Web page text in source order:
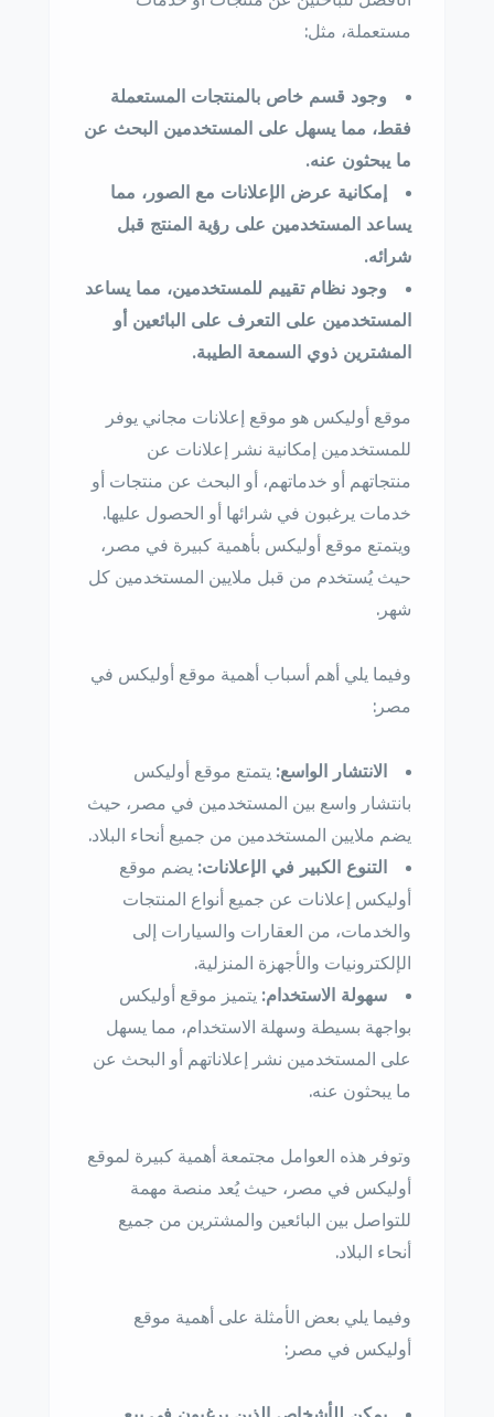
مستعملة، مثل:
وجود قسم خاص بالمنتجات المستعملة
فقط، مما يسهل على المستخدمين البحث عن
ما يبحثون عنه.
إمكانية عرض الإعلانات مع الصور، مما
يساعد المستخدمين على رؤية المنتج قبل
شرائه.
وجود نظام تقييم للمستخدمين، مما يساعد
المستخدمين على التعرف على البائعين أو
المشترين ذوي السمعة الطيبة.
موقع أوليكس هو موقع إعلانات مجاني يوفر
للمستخدمين إمكانية نشر إعلانات عن
منتجاتهم أو خدماتهم، أو البحث عن منتجات أو
خدمات يرغبون في شرائها أو الحصول عليها.
ويتمتع موقع أوليكس بأهمية كبيرة في مصر،
حيث يُستخدم من قبل ملايين المستخدمين كل
شهر.
وفيما يلي أهم أسباب أهمية موقع أوليكس في
مصر:
الانتشار الواسع: يتمتع موقع أوليكس
بانتشار واسع بين المستخدمين في مصر، حيث
يضم ملايين المستخدمين من جميع أنحاء البلاد.
التنوع الكبير في الإعلانات: يضم موقع
أوليكس إعلانات عن جميع أنواع المنتجات
والخدمات، من العقارات والسيارات إلى
الإلكترونيات والأجهزة المنزلية.
سهولة الاستخدام: يتميز موقع أوليكس
بواجهة بسيطة وسهلة الاستخدام، مما يسهل
على المستخدمين نشر إعلاناتهم أو البحث عن
ما يبحثون عنه.
وتوفر هذه العوامل مجتمعة أهمية كبيرة لموقع
أوليكس في مصر، حيث يُعد منصة مهمة
للتواصل بين البائعين والمشترين من جميع
أنحاء البلاد.
وفيما يلي بعض الأمثلة على أهمية موقع
أوليكس في مصر: